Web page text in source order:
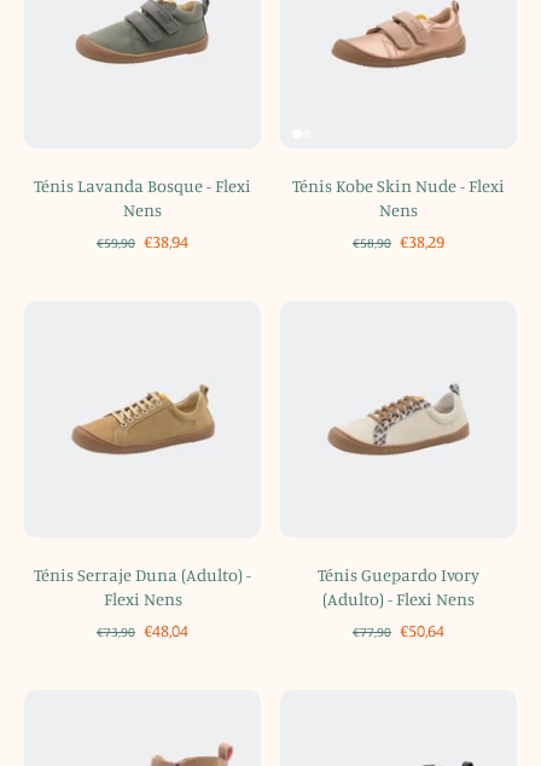
Ténis Lavanda Bosque - Flexi
Nens
€59,90 €38,94
Ténis Kobe Skin Nude - Flexi
Nens
€58,90 €38,29
Ténis Serraje Duna (Adulto) -
Flexi Nens
€73,90 €48,04
Ténis Guepardo Ivory
(Adulto) - Flexi Nens
€77,90 €50,64